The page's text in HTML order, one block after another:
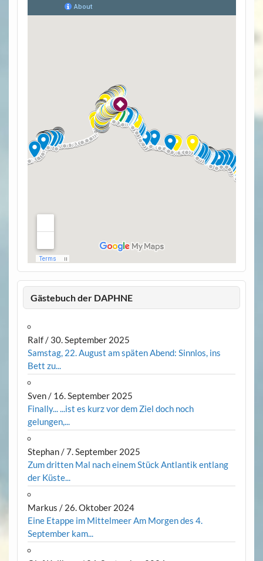
Gästebuch der DAPHNE
Ralf/ 30. September 2025
Samstag, 22. August am späten Abend: Sinnlos, ins
Bett zu...
Sven/ 16. September 2025
Finally... ...ist es kurz vor dem Ziel doch noch
gelungen,...
Stephan/7. September 2025
Zum dritten Mal nach einem Stück Antlantik entlang
der Küste...
Markus / 26. Oktober 2024
Eine Etappe im Mittelmeer Am Morgen des 4.
September kam...